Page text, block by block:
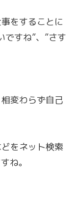
をすることに
すね”、”さす
変わらず自己
をネット検索
ね。